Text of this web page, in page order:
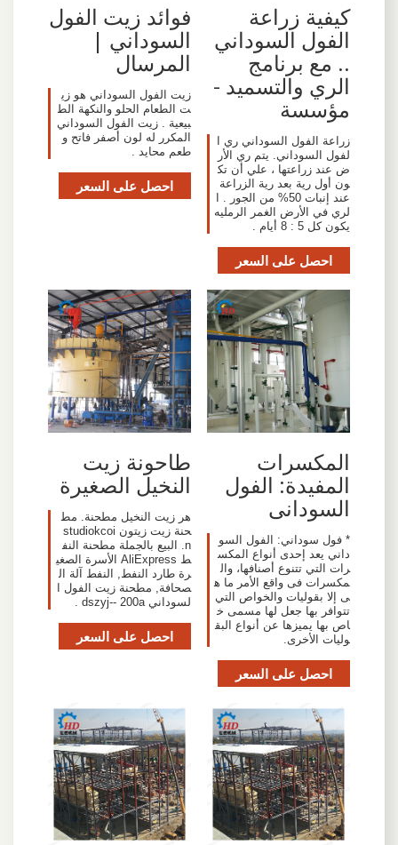
كيفية زراعة
الفول السوداني
.. مع برنامج
الري والتسميد -
مؤسسة
زراعة الفول السوداني ري ا
لفول السوداني. يتم ري الأر
ض عند زراعتها ، علي أن تك
ون أول رية بعد رية الزراعة
عند إنبات 50% من الجور . ا
لري في الأرض الغمر الرمليه
يكون كل 5 : 8 أيام .
احصل على السعر
فوائد زيت الفول
السوداني |
المرسال
زيت الفول السوداني هو زي
ت الطعام الحلو والنكهة الط
بيعية . زيت الفول السوداني
المكرر له لون أصفر فاتح و
طعم محايد .
احصل على السعر
المكسرات
المفيدة: الفول
السودانى
* فول سوداني: الفول السو
داني يعد إحدى أنواع المكس
رات التي تتنوع أصنافها، وال
مكسرات فى واقع الأمر ما ه
ى إلا بقوليات والخواص التي
تتوافر بها جعل لها مسمى خ
اص بها يميزها عن أنواع البق
وليات الأخرى.
احصل على السعر
طاحونة زيت
النخيل الصغيرة
هر زيت النخيل مطحنة. مط
حنة زيت زيتون studiokcoi
n. البيع بالجملة مطحنة النف
ط AliExpress الأسرة الصغي
رة طارد النفط, النفط آلة ال
صحافة, مطحنة زيت الفول ا
لسوداني dszyj-- 200a .
احصل على السعر